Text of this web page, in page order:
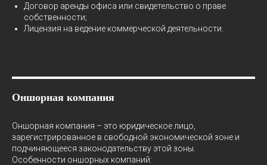
Договор аренды офиса или свидетельство о праве
собственности;
Лицензия на ведение коммерческой деятельности.
Оншорная компания
Оншорная компания – это юридическое лицо,
зарегистрированное в свободной экономической зоне и
подчиняющееся законодательству этой зоны.
Особенности оншорных компаний: